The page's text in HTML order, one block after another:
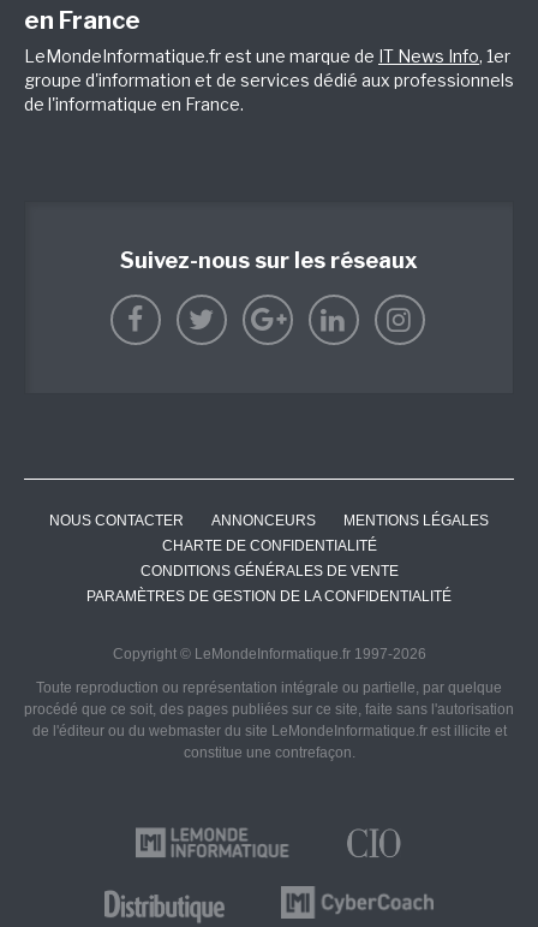
en France
LeMondeInformatique.fr est une marque de IT News Info, 1er
groupe d'information et de services dédié aux professionnels
de l'informatique en France.
Suivez-nous sur les réseaux
NOUS CONTACTER ANNONCEURS
MENTIONS LÉGALES
CHARTE DE CONFIDENTIALITÉ
CONDITIONS GÉNÉRALES DE VENTE
PARAMÈTRES DE GESTION DE LA CONFIDENTIALITÉ
Copyright © LeMondeInformatique.fr 1997-2026
Toute reproduction ou représentation intégrale ou partielle, par quelque
procédé que ce soit, des pages publiées sur ce site, faite sans l'autorisation
de l'éditeur ou du webmaster du site LeMondeInformatique.fr est illicite et
constitue une contrefaçon.